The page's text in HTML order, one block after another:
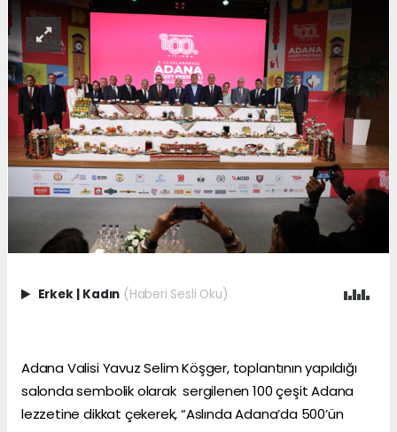
Erkek | Kadın (Haberi Sesli Oku)
Adana Valisi Yavuz Selim Köşger, toplantının yapıldığı
salonda sembolik olarak sergilenen 100 çeşit Adana
lezzetine dikkat çekerek, “Aslında Adana’da 500’ün